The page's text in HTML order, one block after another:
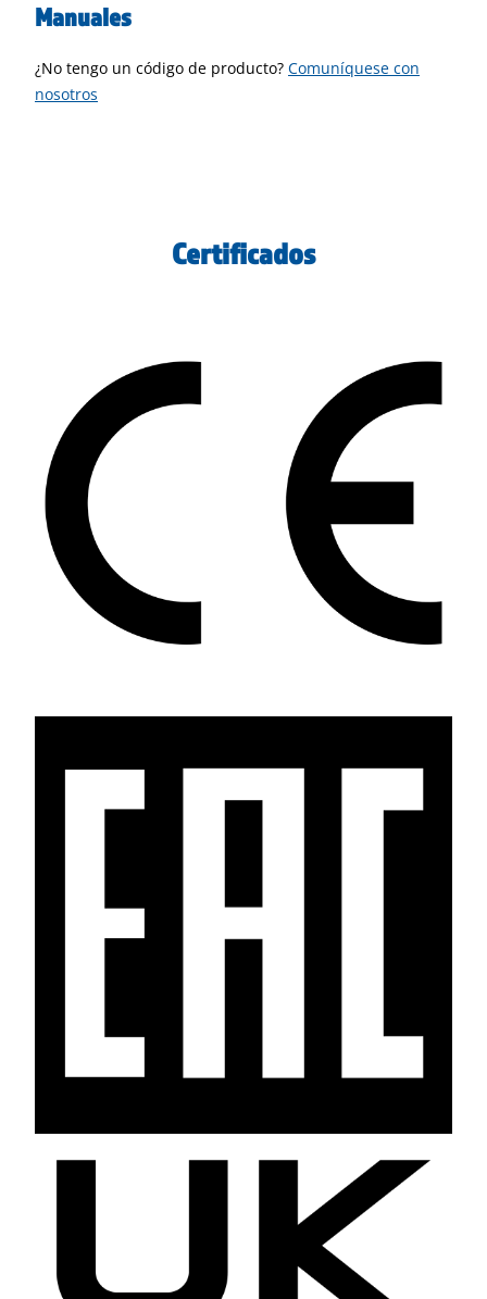
Manuales
¿No tengo un código de producto? Comuníquese con
nosotros
Certificados